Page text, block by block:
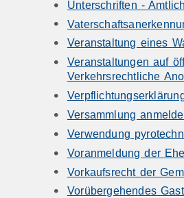
Unterschriften -
Veranstaltung eines
Veranstaltungen auf
Verkehrsrechtliche
Versammlung
Verwendung
Voranmeldung der
Vorkaufsrecht der
Vorübergehendes